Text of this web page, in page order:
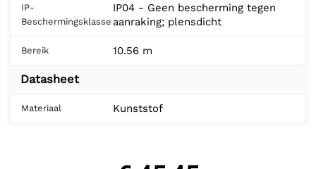
IP-
Beschermingsklasse
IP04 - Geen bescherming tegen
aanraking; plensdicht
Bereik 10.56 m
Datasheet
Materiaal Kunststof